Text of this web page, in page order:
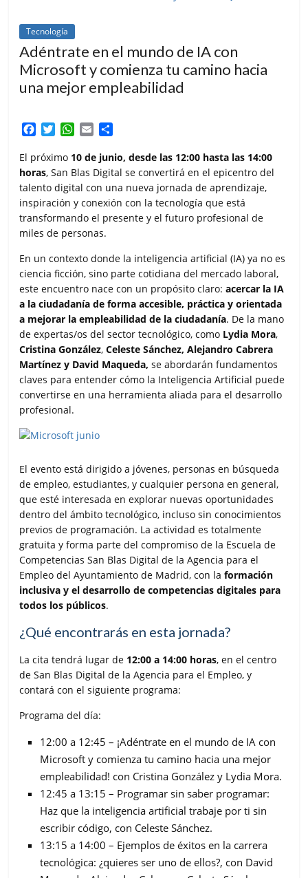
Tecnología
Adéntrate en el mundo de IA con
Microsoft y comienza tu camino hacia
una mejor empleabilidad
c
e
b
o
k
i
t
t
e
W
a
t
s
A
p
p
a
i
l
m
p
a
r
i
El próximo 10 de junio, desde las 12:00 hasta las 14:00
horas, San Blas Digital se convertirá en el epicentro del
talento digital con una nueva jornada de aprendizaje,
inspiración y conexión con la tecnología que está
transformando el presente y el futuro profesional de
miles de personas.
En un contexto donde la inteligencia artificial (IA) ya no es
ciencia ficción, sino parte cotidiana del mercado laboral,
este encuentro nace con un propósito claro:acercar la IA
a la ciudadanía de forma accesible, práctica y orientada
a mejorar la empleabilidad de la ciudadanía. De la mano
de expertas/os del sector tecnológico, como Lydia Mora,
Cristina González,Celeste Sánchez, Alejandro Cabrera
Martínez y David Maqueda,se abordarán fundamentos
claves para entender cómo la Inteligencia Artificial puede
convertirse en una herramienta aliada para el desarrollo
profesional.
El evento está dirigido a jóvenes, personas en búsqueda
de empleo, estudiantes, y cualquier persona en general,
que esté interesada en explorar nuevas oportunidades
dentro del ámbito tecnológico, incluso sin conocimientos
previos de programación. La actividad es totalmente
gratuita y forma parte del compromiso de la Escuela de
Competencias San Blas Digital de la Agencia para el
Empleo del Ayuntamiento de Madrid, con laformación
inclusiva y el desarrollo de competencias digitales para
todos los públicos.
¿Qué encontrarás en esta jornada?
La cita tendrá lugar de 12:00 a 14:00 horas, en el centro
de San Blas Digital de la Agencia para el Empleo, y
contará con el siguiente programa:
Programa del día:
12:00 a 12:45 – ¡Adéntrate en el mundo de IA con
Microsoft y comienza tu camino hacia una mejor
empleabilidad! con Cristina González y Lydia Mora.
12:45 a 13:15 – Programar sin saber programar:
Haz que la inteligencia artificial trabaje por ti sin
escribir código, con Celeste Sánchez.
13:15 a 14:00 – Ejemplos de éxitos en la carrera
tecnológica: ¿quieres ser uno de ellos?, con David